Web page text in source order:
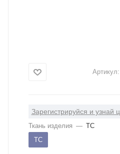
Артикул:
Зарегистрируйся и узнай
Ткань изделия — ТС
ТС